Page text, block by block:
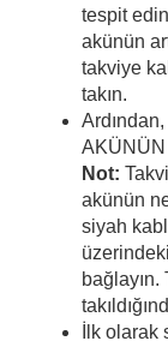
tespit
akünün
takviye
takın.
AKÜNÜN
Not:
akünün
siyah
bağlayın.
İlk olarak